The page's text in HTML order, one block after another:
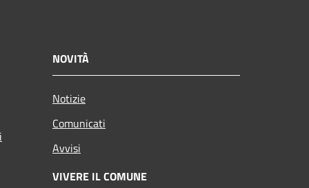
NOVITÀ
Notizie
Comunicati
Avvisi
VIVERE IL COMUNE